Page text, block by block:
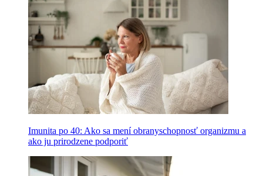
Imunita po 40: Ako sa mení obranyschopnosť organizmu a
ako ju prirodzene podporiť